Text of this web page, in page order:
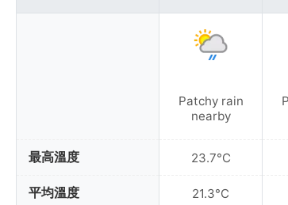
最高溫度
平均溫度
Patchy rain
nearby
23.7°C
21.3°C